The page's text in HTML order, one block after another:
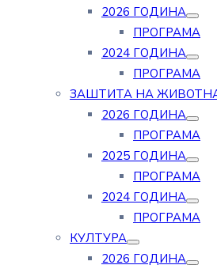
2026 ГОДИНА
ПРОГРАМА
2024 ГОДИНА
ПРОГРАМА
ЗАШТИТА НА
2026 ГОДИНА
ПРОГРАМА
2025 ГОДИНА
ПРОГРАМА
2024 ГОДИНА
ПРОГРАМА
КУЛТУРА
2026 ГОДИНА